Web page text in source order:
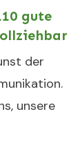
gute
der
unsere